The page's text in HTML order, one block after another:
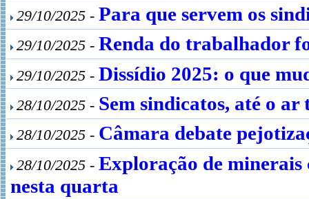
29/10/2025 - Para que servem os
29/10/2025 - Renda do trabalhador
29/10/2025 - Dissídio 2025: o que
28/10/2025 - Sem sindicatos, até o ar
28/10/2025 - Câmara debate
28/10/2025 - Exploração de
nesta quarta